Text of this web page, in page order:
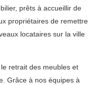
prêts à accueillir de
propriétaires de remettre
locataires sur la ville
retrait des meubles et
Grâce à nos équipes à